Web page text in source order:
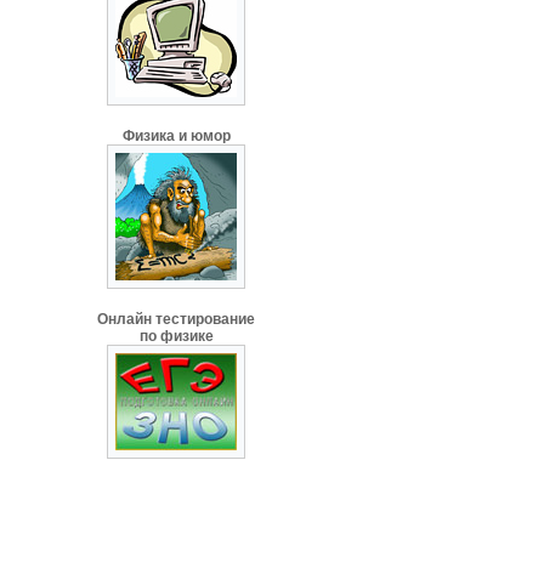
Физика и юмор
Онлайн тестирование
по физике